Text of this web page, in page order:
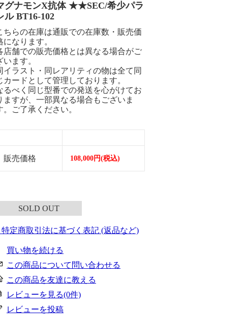
グナモンX抗体 ★★SEC/希少パラ
ル BT16-102
ちらの在庫は通販での在庫数・販売価
になります。
店舗での販売価格とは異なる場合がご
います。
イラスト・同レアリティの物は全て同
カードとして管理しております。
るべく同じ型番での発送を心がけてお
ますが、一部異なる場合もございま
。ご了承ください。
販売価格 108,000円(税込)
SOLD OUT
特定商取引法に基づく表記 (返品など)
買い物を続ける
この商品について問い合わせる
この商品を友達に教える
レビューを見る(0件)
レビューを投稿